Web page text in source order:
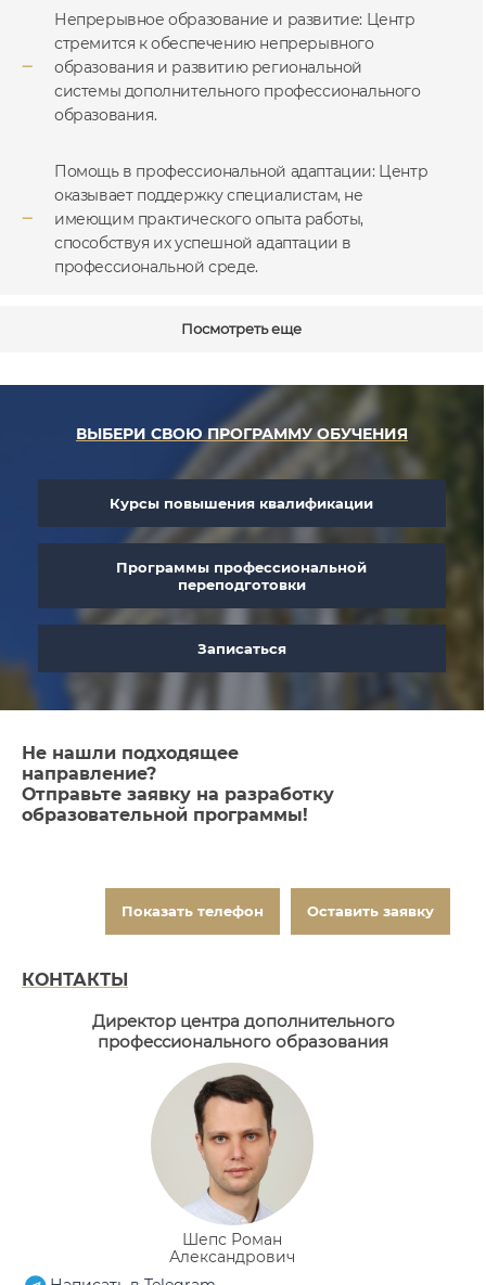
Непрерывное образование и развитие: Центр
стремится к обеспечению непрерывного
образования и развитию региональной
системы дополнительного профессионального
образования.
Помощь в профессиональной адаптации: Центр
оказывает поддержку специалистам, не
имеющим практического опыта работы,
способствуя их успешной адаптации в
профессиональной среде.
Посмотреть еще
Не нашли подходящее
направление?
Отправьте заявку на разработку
образовательной программы!
Показать телефон Оставить заявку
ВЫБЕРИ СВОЮ ПРОГРАММУ ОБУЧЕНИЯ
Курсы повышения квалификации
Программы профессиональной
переподготовки
Записаться
КОНТАКТЫ
Директор центра дополнительного
профессионального образования
Шепс Роман
Александрович